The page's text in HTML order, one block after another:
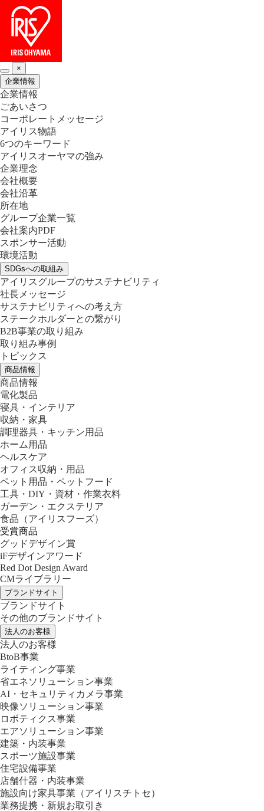
×
企業情報
企業情報
ごあいさつ
コーポレートメッセージ
アイリス物語
6つのキーワード
アイリスオーヤマの強み
企業理念
会社概要
会社沿革
所在地
グループ企業一覧
会社案内PDF
スポンサー活動
環境活動
SDGsへの取組み
アイリスグループのサステナビリティ
社長メッセージ
サステナビリティへの考え方
ステークホルダーとの繋がり
B2B事業の取り組み
取り組み事例
トピックス
商品情報
商品情報
電化製品
寝具・インテリア
収納・家具
調理器具・キッチン用品
ホーム用品
ヘルスケア
オフィス収納・用品
ペット用品・ペットフード
工具・DIY・資材・作業衣料
ガーデン・エクステリア
食品 （アイリスフーズ）
受賞商品
グッドデザイン賞
iFデザインアワード
Red Dot Design Award
CMライブラリー
ブランドサイト
ブランドサイト
その他のブランドサイト
法人のお客様
法人のお客様
BtoB事業
ライティング事業
省エネソリューション事業
AI・セキュリティカメラ事業
映像ソリューション事業
ロボティクス事業
エアソリューション事業
建築・内装事業
スポーツ施設事業
住宅設備事業
店舗什器・内装事業
施設向け家具事業 （アイリスチトセ）
業務提携・新規お取引き